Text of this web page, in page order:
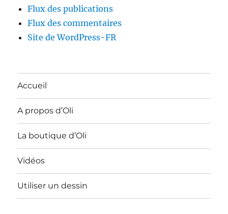
Flux des publications
Flux des commentaires
Site de WordPress-FR
Accueil
A propos d’Oli
La boutique d’Oli
Vidéos
Utiliser un dessin